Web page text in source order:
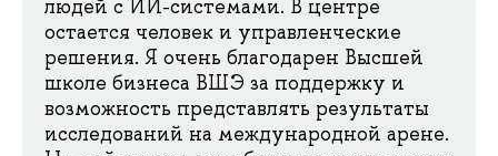
людей с ИИ-системами. В центре
остается человек и управленческие
решения. Я очень благодарен Высшей
школе бизнеса ВШЭ за поддержку и
возможность представлять результаты
исследований на международной арене.